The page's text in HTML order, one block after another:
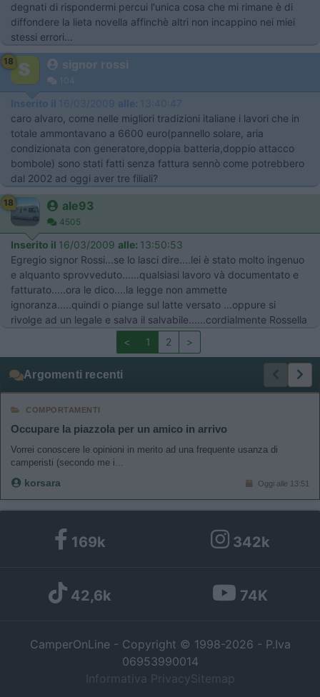
degnati di rispondermi percui l'unica cosa che mi rimane è di
diffondere la lieta novella affinchè altri non incappino nei miei
stessi errori...
18 signor rossi
104
Inserito il 16/03/2009 alle: 13:40:47
caro alvaro, come nelle migliori tradizioni italiane i lavori che in
totale ammontavano a 6600 euro(pannello solare, aria
condizionata con generatore,doppia batteria,doppio attacco
bombole) sono stati fatti senza fattura sennò come potrebbero
dal 2002 ad oggi aver tre filiali?
18 ale93
4505
Inserito il 16/03/2009 alle: 13:50:53
Egregio signor Rossi...se lo lasci dire....lei è stato molto ingenuo
e alquanto sprovveduto......qualsiasi lavoro và documentato e
fatturato.....ora le dico....la legge non ammette
ignoranza.....quindi o piange sul latte versato ...oppure si
rivolge ad un legale e salva il salvabile......cordialmente Rossella
<
1 2 >
Argomenti recenti
COMPORTAMENTI
Occupare la piazzola per un amico in arrivo
Vorrei conoscere le opinioni in merito ad una frequente usanza di
camperisti (secondo me i...
korsara Oggi alle 13:51
169k 342k
42,6k 74K
CamperOnLine - Copyright © 1998-2026 - P.Iva
06953990014
Informativa Privacy Sitemap